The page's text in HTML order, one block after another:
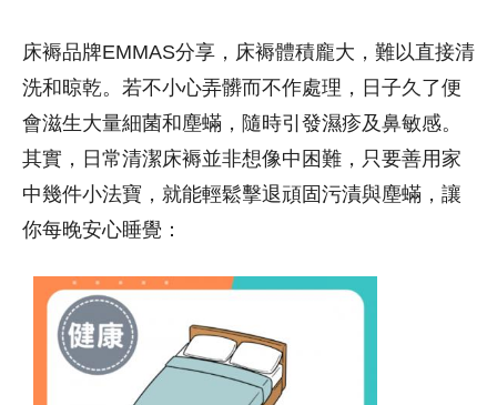
床褥品牌EMMAS分享，床褥體積龐大，難以直接清
洗和晾乾。若不小心弄髒而不作處理，日子久了便
會滋生大量細菌和塵蟎，隨時引發濕疹及鼻敏感。
其實，日常清潔床褥並非想像中困難，只要善用家
中幾件小法寶，就能輕鬆擊退頑固污漬與塵蟎，讓
你每晚安心睡覺：